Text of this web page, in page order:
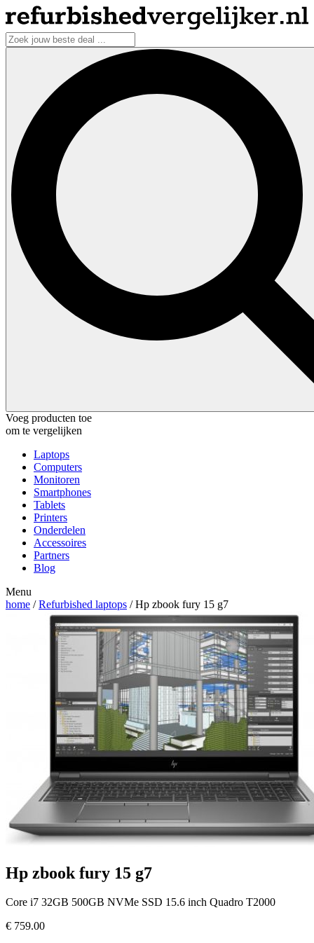
Voeg producten toe
om te vergelijken
Laptops
Computers
Monitoren
Smartphones
Tablets
Printers
Onderdelen
Accessoires
Partners
Blog
Menu
home /Refurbished laptops / Hp zbook fury 15 g7
Hp zbook fury 15 g7
Core i7 32GB 500GB NVMe SSD 15.6 inch Quadro T2000
€ 759.00